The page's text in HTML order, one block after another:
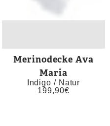
Merinodecke Ava
Maria
Indigo / Natur
199,90€